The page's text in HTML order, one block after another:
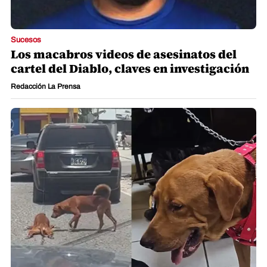
Sucesos
Los macabros videos de asesinatos del
cartel del Diablo, claves en investigación
Redacción La Prensa